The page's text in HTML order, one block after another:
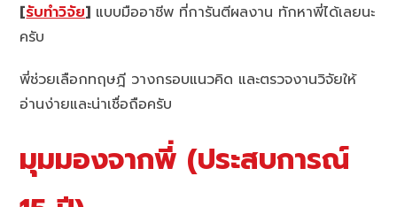
[รับทำวิจัย] แบบมืออาชีพ ที่การันตีผลงาน ทักหาพี่ได้เลยนะ
ครับ
พี่ช่วยเลือกทฤษฎี วางกรอบแนวคิด และตรวจงานวิจัยให้
อ่านง่ายและน่าเชื่อถือครับ
มุมมองจากพี่ (ประสบการณ์